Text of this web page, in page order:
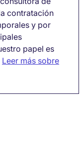
contratación
y por
papel es
Leer más sobre